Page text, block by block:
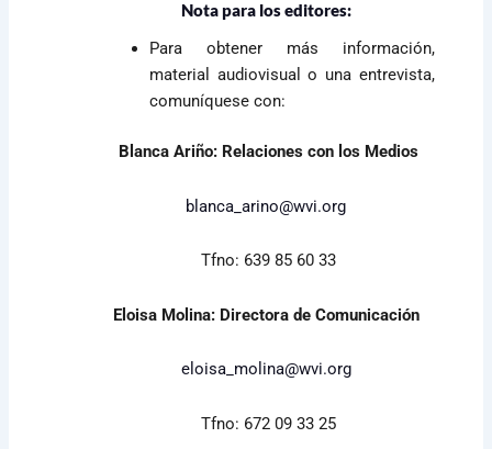
Nota para los editores:
Para obtener más información,
material audiovisual o una entrevista,
comuníquese con:
Blanca Ariño: Relaciones con los Medios
blanca_arino@wvi.org
Tfno: 639 85 60 33
Eloisa Molina: Directora de Comunicación
eloisa_molina@wvi.org
Tfno: 672 09 33 25